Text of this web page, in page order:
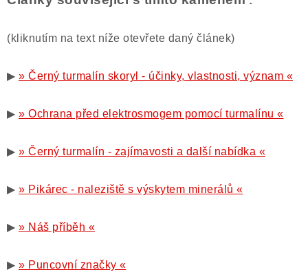
(kliknutím na text níže otevřete daný článek)
▶ » Černý turmalín skoryl - účinky, vlastnosti, význam «
▶ » Ochrana před elektrosmogem pomocí turmalínu «
▶ » Černý turmalín - zajímavosti a další nabídka «
▶ » Pikárec - naleziště s výskytem minerálů «
▶ » Náš příběh «
▶ » Puncovní značky «